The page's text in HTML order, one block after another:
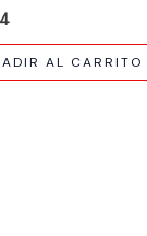
AL CARRITO